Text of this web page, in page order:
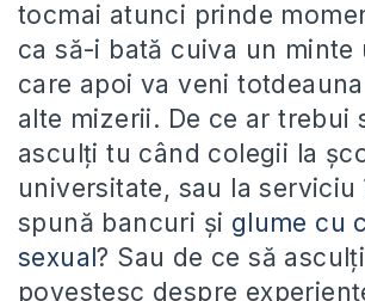
tocmai atunci prinde
ca să-i bată cuiva un minte
care apoi va veni
alte mizerii. De ce ar trebui
asculți tu când colegii la
universitate, sau la serviciu
spună bancuri și glume cu
sexual? Sau de ce să
povestesc despre